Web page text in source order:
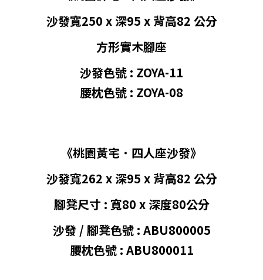
沙發寬250 x 深95 x 背高82 公分
方形實木腳座
沙發色號 : ZOYA-11
腰枕色號 : ZOYA-08
《桃園黃宅 ˙ 四人座沙發》
沙發寬262 x 深95 x 背高82 公分
腳凳尺寸 : 寬80 x 深度80公分
沙發 / 腳凳色號 : ABU800005
腰枕色號 : ABU800011